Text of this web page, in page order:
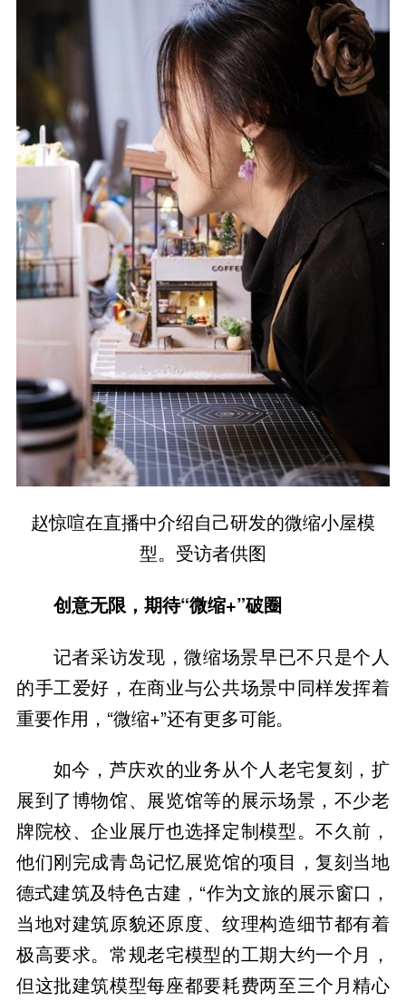
赵惊喧在直播中介绍自己研发的微缩小屋模
型。受访者供图
创意无限，期待“微缩+”破圈
记者采访发现，微缩场景早已不只是个人
的手工爱好，在商业与公共场景中同样发挥着
重要作用，“微缩+”还有更多可能。
如今，芦庆欢的业务从个人老宅复刻，扩
展到了博物馆、展览馆等的展示场景，不少老
牌院校、企业展厅也选择定制模型。不久前，
他们刚完成青岛记忆展览馆的项目，复刻当地
德式建筑及特色古建，“作为文旅的展示窗口，
当地对建筑原貌还原度、纹理构造细节都有着
极高要求。常规老宅模型的工期大约一个月，
但这批建筑模型每座都要耗费两至三个月精心